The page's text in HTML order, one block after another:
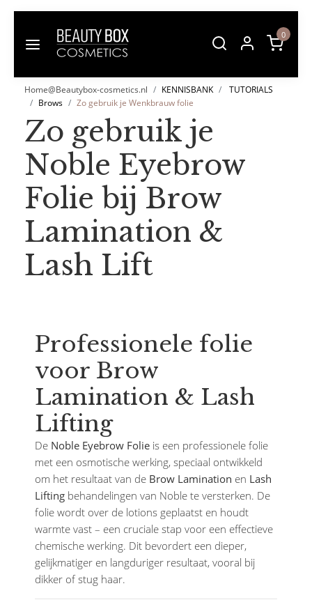
0
Home@Beautybox-cosmetics.nl KENNISBANK
TUTORIALS
Brows
Zo gebruik je Wenkbrauw folie
Zo gebruik je
Noble Eyebrow
Folie bij Brow
Lamination &
Lash Lift
Professionele folie
voor Brow
Lamination & Lash
Lifting
De Noble Eyebrow Folie is een professionele folie
met een osmotische werking, speciaal ontwikkeld
om het resultaat van de Brow Lamination en Lash
Lifting behandelingen van Noble te versterken. De
folie wordt over de lotions geplaatst en houdt
warmte vast – een cruciale stap voor een effectieve
chemische werking. Dit bevordert een dieper,
gelijkmatiger en langduriger resultaat, vooral bij
dikker of stug haar.